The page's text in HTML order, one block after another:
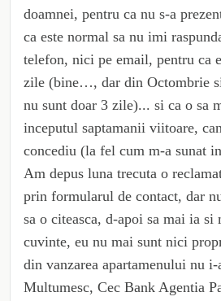
doamnei, pentru ca nu s-a
ca este normal sa nu imi
telefon, nici pe email, pentru ca
zile (bine…, dar din Octombrie
nu sunt doar 3 zile)... si ca o sa
inceputul saptamanii viitoare,
concediu (la fel cum m-a sunat
Am depus luna trecuta o
prin formularul de contact, dar
sa o citeasca, d-apoi sa mai ia si
cuvinte, eu nu mai sunt nici
din vanzarea apartamenului nu i-
Multumesc, Cec Bank Agentia